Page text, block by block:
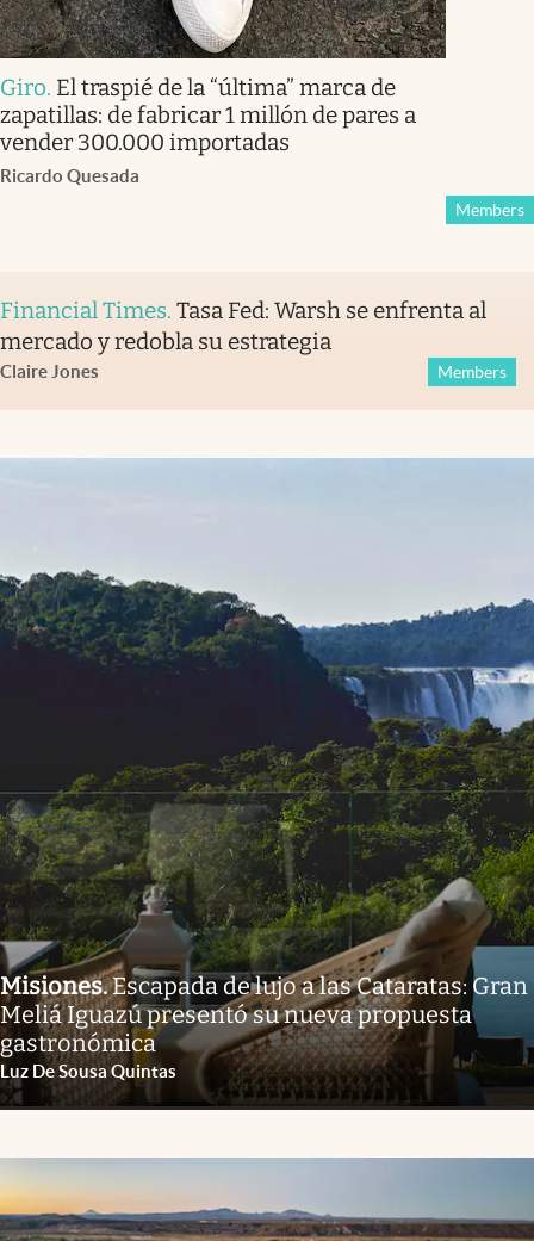
Giro. El traspié de la “última” marca de
zapatillas: de fabricar 1 millón de pares a
vender 300.000 importadas
Ricardo Quesada
Members
Financial Times. Tasa Fed: Warsh se enfrenta al
mercado y redobla su estrategia
Claire Jones Members
Misiones.Escapada de lujo a las Cataratas: Gran
Meliá Iguazú presentó su nueva propuesta
gastronómica
Luz De Sousa Quintas